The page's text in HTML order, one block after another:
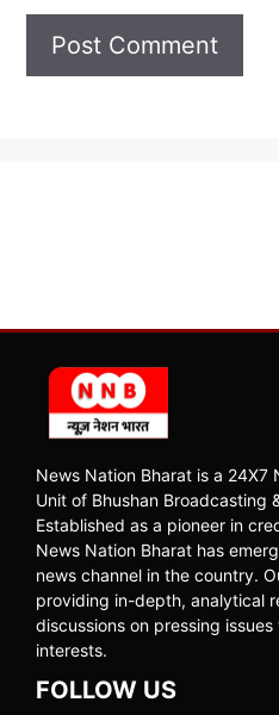
News Nation Bharat is a 24X7
Unit of Bhushan Broadcasting
Established as a pioneer in
News Nation Bharat has
news channel in the country.
providing in-depth, analytical
discussions on pressing
interests.
FOLLOW US